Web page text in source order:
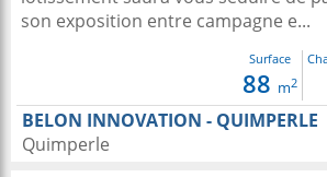
son exposition entre campagne e...
Surface
88 m2
BELON INNOVATION - QUIMPERLE
Quimperle